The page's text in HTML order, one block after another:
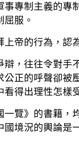
專制主義的
服。
帝的行為，認
辯，往往令對
正的呼聲卻
得出理性怎樣
覽》的書籍
境況的輿論